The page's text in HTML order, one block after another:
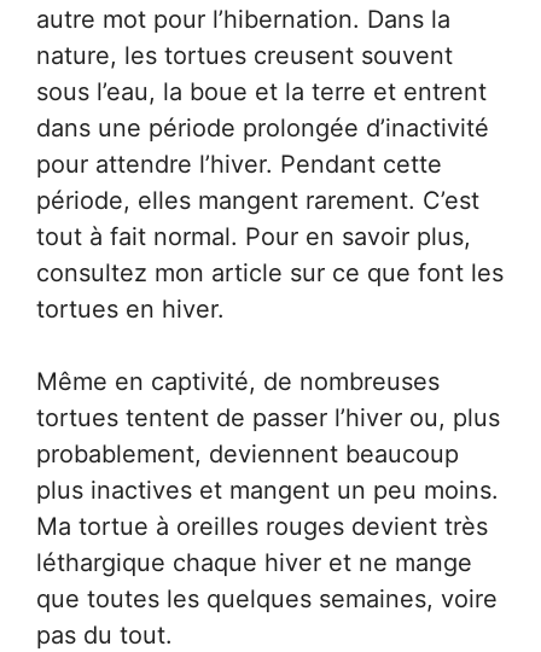
autre mot pour l’hibernation. Dans la
nature, les tortues creusent souvent
sous l’eau, la boue et la terre et entrent
dans une période prolongée d’inactivité
pour attendre l’hiver. Pendant cette
période, elles mangent rarement. C’est
tout à fait normal. Pour en savoir plus,
consultez mon article sur ce que font les
tortues en hiver.
Même en captivité, de nombreuses
tortues tentent de passer l’hiver ou, plus
probablement, deviennent beaucoup
plus inactives et mangent un peu moins.
Ma tortue à oreilles rouges devient très
léthargique chaque hiver et ne mange
que toutes les quelques semaines, voire
pas du tout.